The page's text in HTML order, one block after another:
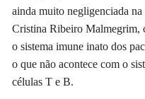
ainda muito negligenciada
Cristina Ribeiro Malmegrim,
o sistema imune inato dos
o que não acontece com o
células T e B.